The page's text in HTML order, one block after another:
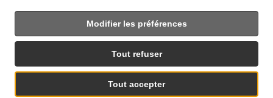
Tout accepter
Tout refuser
Modifier les préférences